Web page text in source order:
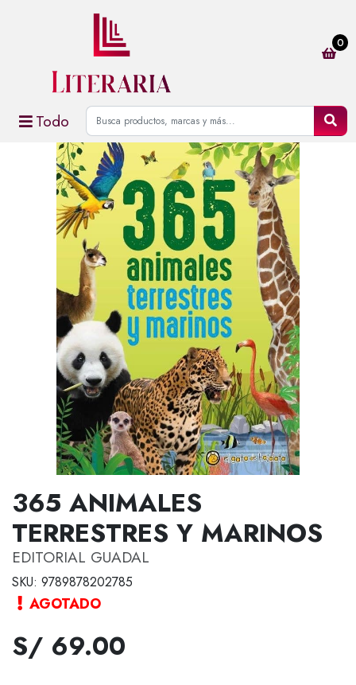
Todo
0
365 ANIMALES
TERRESTRES Y MARINOS
EDITORIAL GUADAL
SKU: 9789878202785
AGOTADO
S/ 69.00